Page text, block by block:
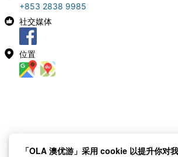
+853 2838 9985
社交媒体
位置
「OLA 澳优游」采用 cookie 以提升你对我